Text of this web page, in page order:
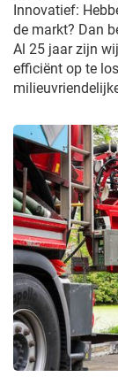
Innovatief:
de markt? Dan
Al 25 jaar zijn
efficiënt op te